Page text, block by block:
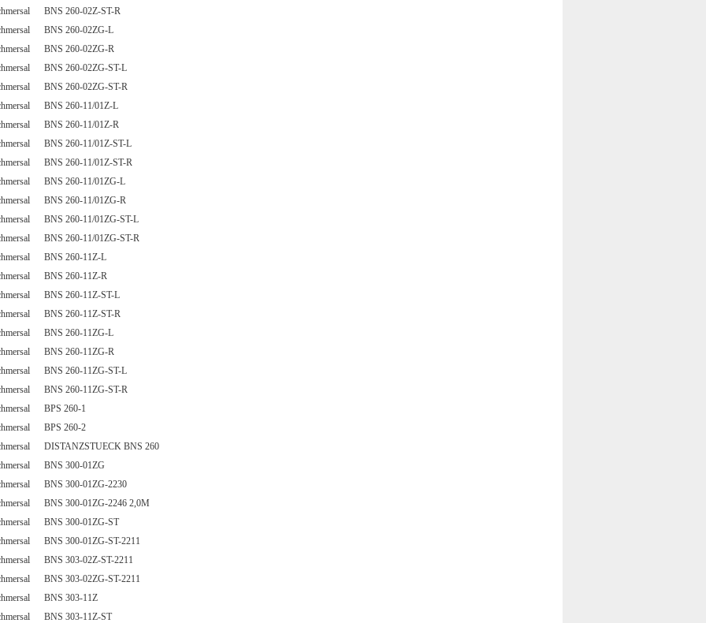
BNS 260-02Z-ST-R
BNS 260-02ZG-L
BNS 260-02ZG-R
BNS 260-02ZG-ST-L
BNS 260-02ZG-ST-R
BNS 260-11/01Z-L
BNS 260-11/01Z-R
BNS 260-11/01Z-ST-L
BNS 260-11/01Z-ST-R
BNS 260-11/01ZG-L
BNS 260-11/01ZG-R
BNS 260-11/01ZG-ST-L
BNS 260-11/01ZG-ST-R
BNS 260-11Z-L
BNS 260-11Z-R
BNS 260-11Z-ST-L
BNS 260-11Z-ST-R
BNS 260-11ZG-L
BNS 260-11ZG-R
BNS 260-11ZG-ST-L
BNS 260-11ZG-ST-R
BPS 260-1
BPS 260-2
DISTANZSTUECK BNS 260
BNS 300-01ZG
BNS 300-01ZG-2230
BNS 300-01ZG-2246 2,0M
BNS 300-01ZG-ST
BNS 300-01ZG-ST-2211
BNS 303-02Z-ST-2211
BNS 303-02ZG-ST-2211
BNS 303-11Z
BNS 303-11Z-ST